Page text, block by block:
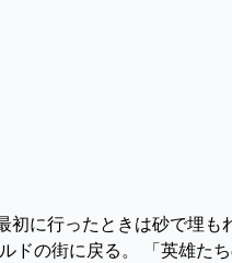
に行ったときは砂で埋
ドの街に戻る。 「英雄た